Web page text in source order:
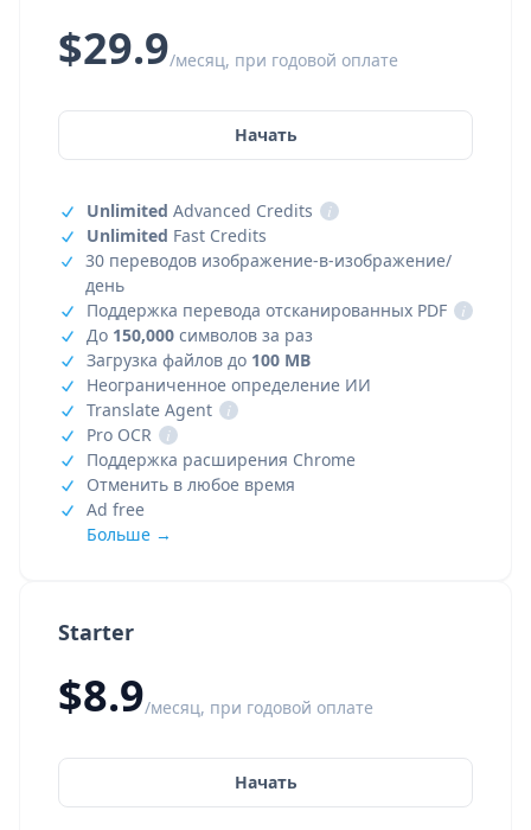
Starter
$8.9/месяц, при годовой оплате
Начать
$29.9/месяц, при годовой оплате
Начать
Unlimited Advanced Credits
i
Unlimited Fast Credits
30 переводов изображение-в-изображение/
день
Поддержка перевода отсканированных PDF
i
До 150,000 символов за раз
Загрузка файлов до 100 MB
Неограниченное определение ИИ
Translate Agent
i
Pro OCR
i
Поддержка расширения Chrome
Отменить в любое время
Ad free
Больше →